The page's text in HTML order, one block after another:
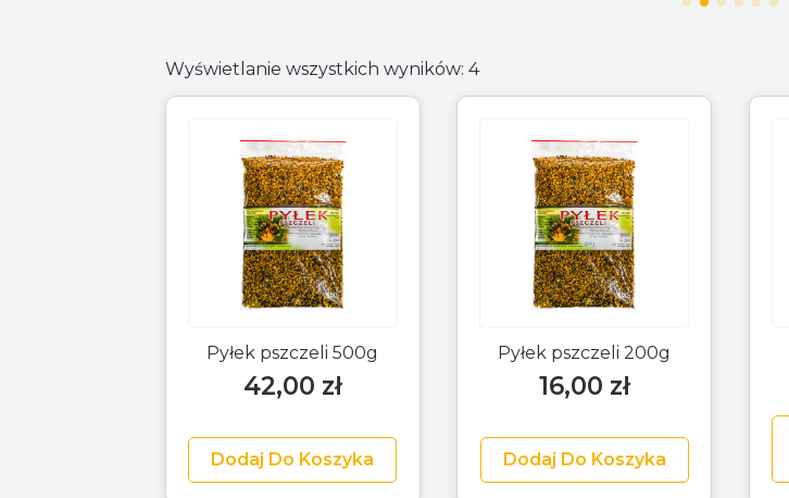
Wyświetlanie wszystkich wyników: 4
Pyłek pszczeli 500g
42,00 zł
Dodaj Do Koszyka
Pyłek pszczeli 200g
16,00 zł
Dodaj Do Koszyka